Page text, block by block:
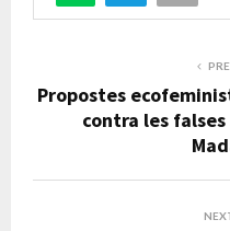
Propostes
contra les falses